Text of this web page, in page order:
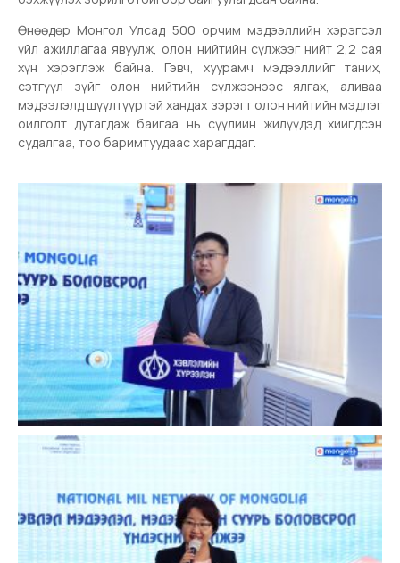
Өнөөдөр Монгол Улсад 500 орчим мэдээллийн хэрэгсэл
үйл ажиллагаа явуулж, олон нийтийн сүлжээг нийт 2,2 сая
хүн хэрэглэж байна. Гэвч, хуурамч мэдээллийг таних,
сэтгүүл зүйг олон нийтийн сүлжээнээс ялгах, аливаа
мэдээлэлд шүүлтүүртэй хандах зэрэгт олон нийтийн мэдлэг
ойлголт дутагдаж байгаа нь сүүлийн жилүүдэд хийгдсэн
судалгаа, тоо баримтуудаас харагддаг.